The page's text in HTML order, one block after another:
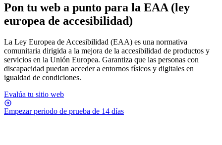
Pon tu web a punto para la EAA (ley
europea de accesibilidad)
La Ley Europea de Accesibilidad (EAA) es una normativa
comunitaria dirigida a la mejora de la accesibilidad de productos y
servicios en la Unión Europea. Garantiza que las personas con
discapacidad puedan acceder a entornos físicos y digitales en
igualdad de condiciones.
Evalúa tu sitio web
Empezar periodo de prueba de 14 días